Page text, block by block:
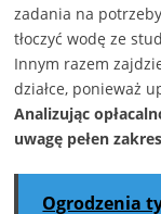
zadania na
tłoczyć wodę ze
Innym razem
działce, ponieważ
Analizując
uwagę pełen
Ogrodzenia